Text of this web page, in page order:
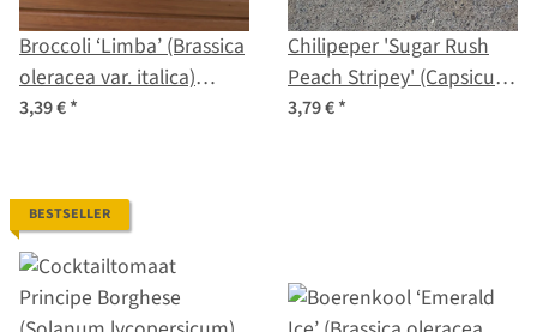
Broccoli ‘Limba’ (Brassica
oleracea var. italica)
biologisch zaad
3,39 €*
Chilipeper 'Sugar Rush
Peach Stripey' (Capsicum
baccatum) zaden
3,79 €*
BESTSELLER